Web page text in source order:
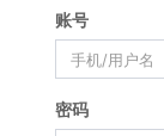
账号
密码